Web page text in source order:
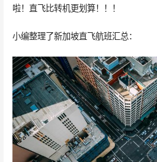
啦！直飞比转机更划算！！！
小编整理了新加坡直飞航班汇总：